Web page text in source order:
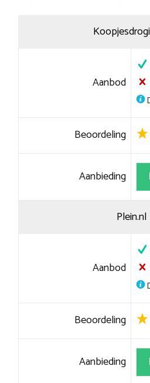
Aanbod
Beoordeling
Aanbieding
Plein.nl
Aanbod
Beoordeling
Aanbieding